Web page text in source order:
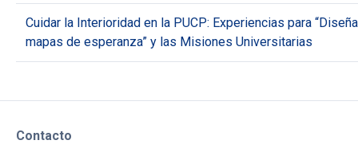
Cuidar la Interioridad en la PUCP: Experiencias para
mapas de esperanza” y las Misiones Universitarias
Contacto